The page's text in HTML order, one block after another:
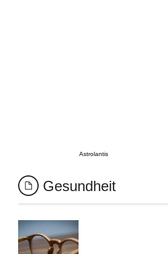
Astrolantis
Gesundheit